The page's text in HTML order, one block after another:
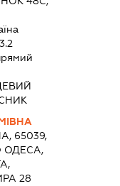
65039,
ОДЕСА,
28